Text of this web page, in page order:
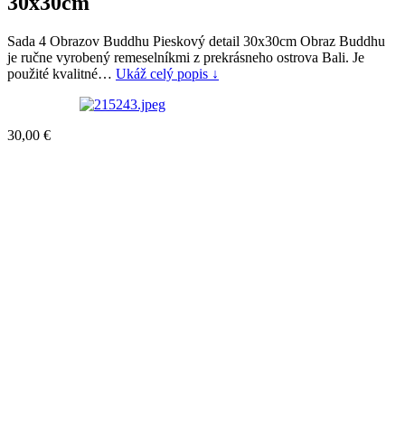
Sada 4 Obrazov Buddhu Pieskový detail 30x30cm Obraz Buddhu
je ručne vyrobený remeselníkmi z prekrásneho ostrova Bali. Je
použité kvalitné… Ukáž celý popis ↓
30,00 €